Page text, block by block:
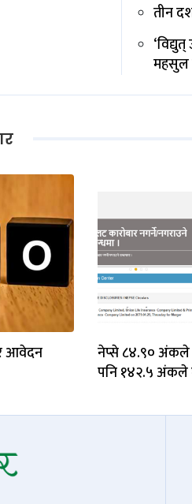
तीन
महसुल
आवेदन
नेप्से ८४.९० अंकले
पनि १४२.५ अंकले